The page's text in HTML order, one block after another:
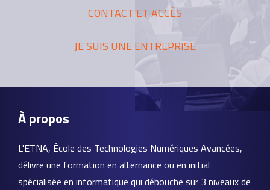
CONTACT ET ACCÈS
JE SUIS UNE ENTREPRISE
À propos
L'ETNA, École des Technologies Numériques Avancées,
délivre une formation en alternance ou en initial
spécialisée en informatique qui débouche sur 3 niveaux de